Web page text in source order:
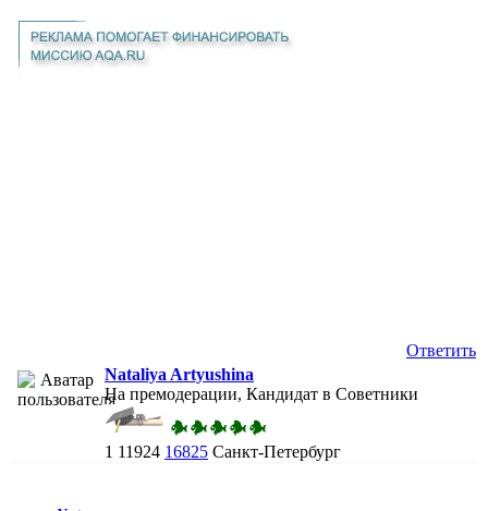
Ответить
Nataliya Artyushina
На премодерации, Кандидат в Советники
1 11924 16825 Санкт-Петербург